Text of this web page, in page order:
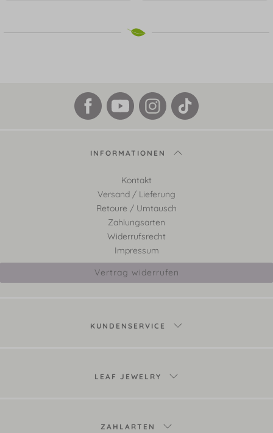
INFORMATIONEN
Kontakt
Versand / Lieferung
Retoure / Umtausch
Zahlungsarten
Widerrufsrecht
Impressum
Vertrag widerrufen
KUNDENSERVICE
LEAF JEWELRY
ZAHLARTEN